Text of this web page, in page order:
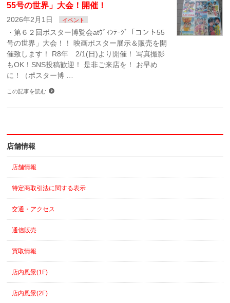
55号の世界」大会！開催！
2026年2月1日 イベント
・第６２回ポスター博覧会atｳﾞｨﾝﾃｰｼﾞ「コント55
号の世界」大会！！ 映画ポスター展示＆販売を開
催致します！ R8年 2/1(日)より開催！ 写真撮影
もOK！SNS投稿歓迎！ 是非ご来店を！ お早め
に！（ポスター博 …
この記事を読む
店舗情報
店舗情報
特定商取引法に関する表示
交通・アクセス
通信販売
買取情報
店内風景(1F)
店内風景(2F)